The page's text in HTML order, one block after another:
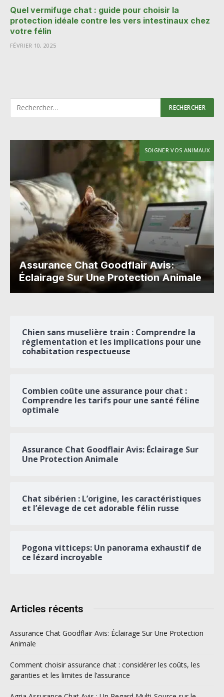
Quel vermifuge chat : guide pour choisir la
protection idéale contre les vers intestinaux chez
votre félin
FÉVRIER 10, 2025
SOIGNER VOS ANIMAUX
Assurance Chat Goodflair Avis:
Éclairage Sur Une Protection Animale
Chien sans muselière train : Comprendre la
réglementation et les implications pour une
cohabitation respectueuse
Combien coûte une assurance pour chat :
Comprendre les tarifs pour une santé féline
optimale
Assurance Chat Goodflair Avis: Éclairage Sur
Une Protection Animale
Chat sibérien : L’origine, les caractéristiques
et l’élevage de cet adorable félin russe
Pogona vitticeps: Un panorama exhaustif de
ce lézard incroyable
Articles récents
Assurance Chat Goodflair Avis: Éclairage Sur Une Protection
Animale
Comment choisir assurance chat : considérer les coûts, les
garanties et les limites de l’assurance